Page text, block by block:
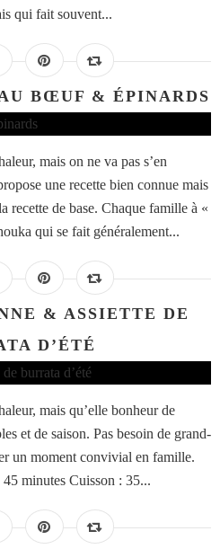
qui fait souvent...
BŒUF & ÉPINARDS
mais on ne va pas s’en
une recette bien connue mais
recette de base. Chaque famille à «
qui se fait généralement...
& ASSIETTE DE
D’ÉTÉ
mais qu’elle bonheur de
et de saison. Pas besoin de grand-
un moment convivial en famille.
minutes Cuisson : 35...